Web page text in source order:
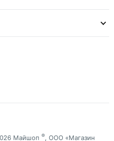
Майшоп ®, ООО «Магазин